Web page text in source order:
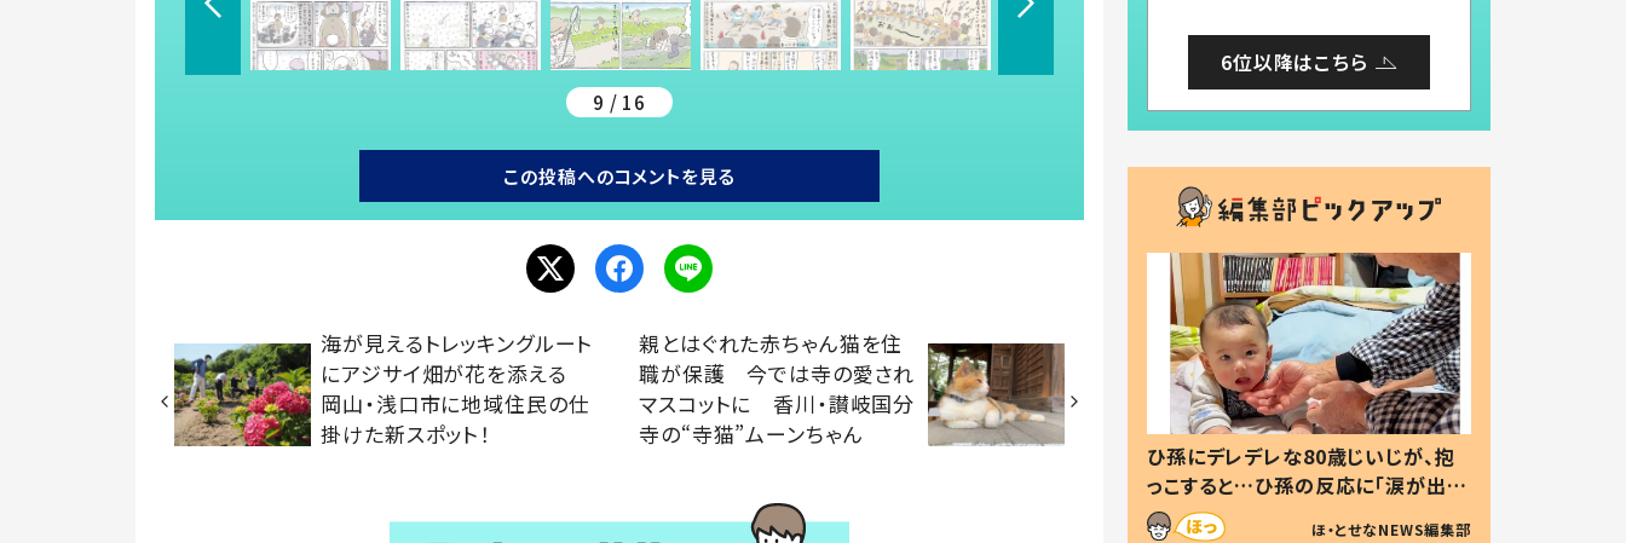
9 / 16
この投稿へのコメントを見る
海が見えるトレッキングルート
にアジサイ畑が花を添える
岡山・浅口市に地域住民の仕
掛けた新スポット！
親とはぐれた赤ちゃん猫を住
職が保護 今では寺の愛され
マスコットに 香川・讃岐国分
寺の“寺猫”ムーンちゃん
6位以降はこちら
ひ孫にデレデレな80歳じいじが、抱
っこすると…ひ孫の反応に「涙が出ま
した」「可愛くて仕方ない」
ほ・とせなNEWS編集部